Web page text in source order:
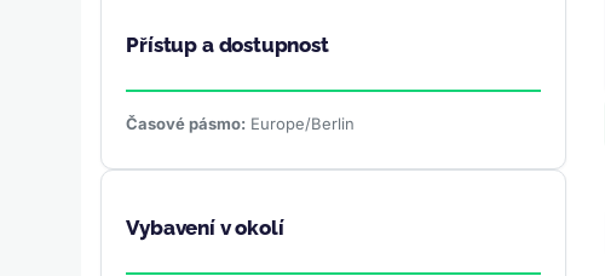
Přístup a dostupnost
Časové pásmo: Europe/Berlin
Vybavení v okolí